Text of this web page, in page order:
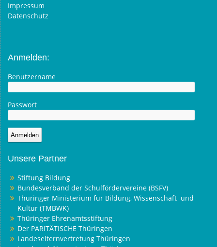
Impressum
Datenschutz
Anmelden:
Benutzername
Passwort
Unsere Partner
Stiftung Bildung
Bundesverband der Schulfördervereine (BSFV)
Thüringer Ministerium für Bildung, Wissenschaft und
Kultur (TMBWK)
Thüringer Ehrenamtsstiftung
Der PARITÄTISCHE Thüringen
Landeselternvertretung Thüringen